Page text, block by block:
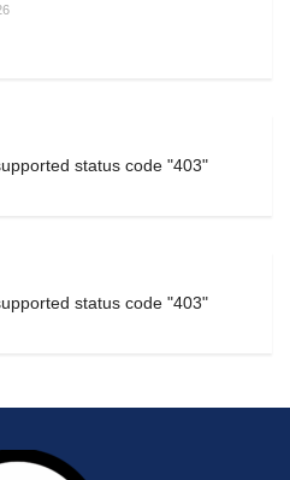
status code "403"
status code "403"